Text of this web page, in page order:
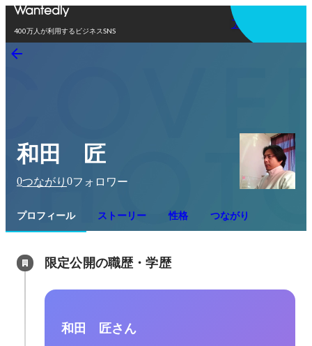
400万人が利用するビジネスSNS
アプリを使う
和田 匠
0つながり 0フォロワー
プロフィール ストーリー 性格 つながり
限定公開の職歴・学歴
和田 匠さん